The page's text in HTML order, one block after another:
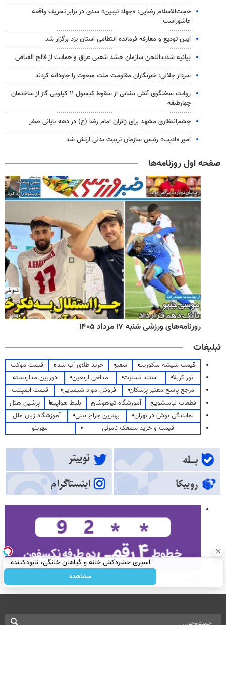
حجت‌الاسلام رضایی: «جهاد تبیین» سدی در برابر تحریف واقعه
عاشوراست
آیین تودیع و معارفه فرمانده انتظامی استان یزد برگزار شد
بیانیه شدیداللحن سازمان حشد شعبی عراق و حمایت از فالح الفیاض
سردار جلالی: خبرنگاران مقاومت ملت مبعوث را جاودانه کردند
روایت سخنگوی آتش نشانی از سقوط کپسول ۱۱ کیلویی گاز از ساختمان
چهارطبقه
چشم‌انتظاری مشهد برای زائران امام رضا (ع) در دهه پایانی صفر
امیر «ادیب» رئیس سازمان تربیت بدنی ارتش شد
صفحه اول روزنامه‌ها
روزنامه‌های ورزشی شنبه ۱۷ مرداد ۱۴۰۵
تبلیغات
قیمت شیشه سکوریت سفیر خرید طلای آب شده
قیمت موکت
تور کربلا
استند تسلیت مداحی اربعین
دوربین مداربسته
مرجع پاسخ معتبر پزشکان
فروش مواد شیمیایی
قیمت ایمپلنت
قطعات لباسشویی
آموزشگاه تیزهوشان بلیط هواپیما
پرشین هتل
نمایندگی بوش در تهران
بهترین جراح بینی
آموزشگاه زبان ملل
قیمت و خرید سمعک نامرئی
مهرینو
اسپری حشره‌کش خانه و گیاهان خانگی، نابودکننده
انواع حشرات خانگی و آفات
مشاهده